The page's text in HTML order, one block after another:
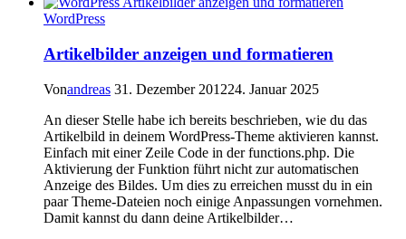
WordPress
Artikelbilder anzeigen und formatieren
Vonandreas 31. Dezember 201224. Januar 2025
An dieser Stelle habe ich bereits beschrieben, wie du das
Artikelbild in deinem WordPress-Theme aktivieren kannst.
Einfach mit einer Zeile Code in der functions.php. Die
Aktivierung der Funktion führt nicht zur automatischen
Anzeige des Bildes. Um dies zu erreichen musst du in ein
paar Theme-Dateien noch einige Anpassungen vornehmen.
Damit kannst du dann deine Artikelbilder…